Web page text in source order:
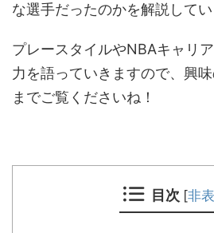
な選手だったのかを解説してい
プレースタイルやNBAキャリ
力を語っていきますので、興
までご覧くださいね！
目次 [非